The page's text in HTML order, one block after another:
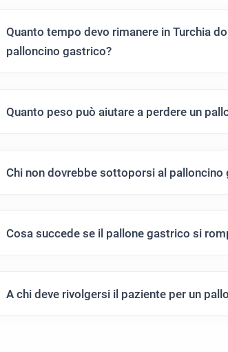
Quanto tempo devo rimanere in Turchia
palloncino gastrico?
Quanto peso può aiutare a perdere un
Chi non dovrebbe sottoporsi al palloncino
Cosa succede se il pallone gastrico si
A chi deve rivolgersi il paziente per un